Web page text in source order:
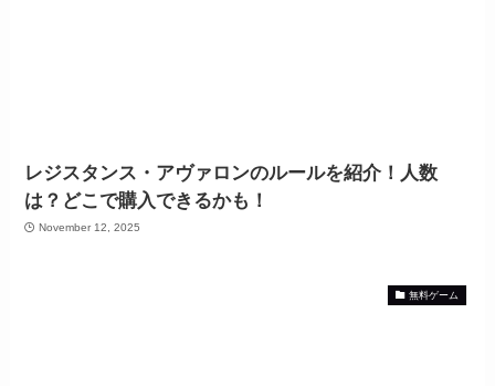
レジスタンス・アヴァロンのルールを紹介！人数
は？どこで購入できるかも！
November 12, 2025
無料ゲーム